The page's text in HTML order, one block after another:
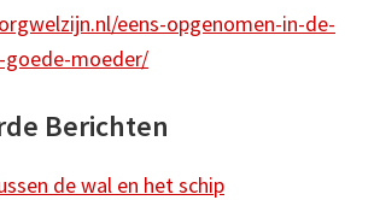
eens-opgenomen-in-de-
moeder/
Berichten
de wal en het schip